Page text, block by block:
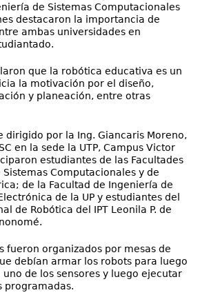
de Sistemas Computacionales
destacaron la importancia de
ambas universidades en
que la robótica educativa es un
la motivación por el diseño,
y planeación, entre otras
dirigido por la Ing. Giancaris Moreno,
en la sede la UTP, Campus Victor
estudiantes de las Facultades
Computacionales y de
de la Facultad de Ingeniería de
de la UP y estudiantes del
de Robótica del IPT Leonila P. de
fueron organizados por mesas de
debían armar los robots para luego
de los sensores y luego ejecutar
programadas.